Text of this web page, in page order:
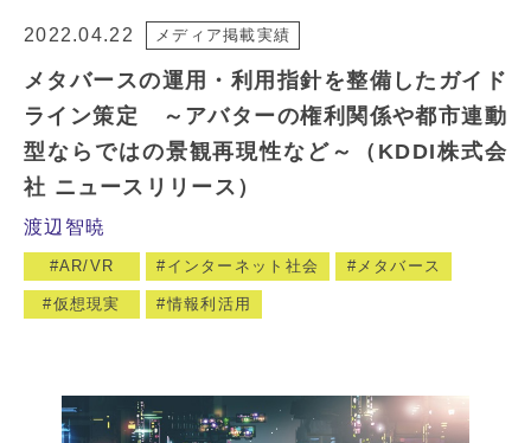
2022.04.22 メディア掲載実績
メタバースの運用・利用指針を整備したガイド
ライン策定 ～アバターの権利関係や都市連動
型ならではの景観再現性など～（KDDI株式会
社 ニュースリリース）
渡辺智暁
AR/VR インターネット社会 メタバース
仮想現実 情報利活用